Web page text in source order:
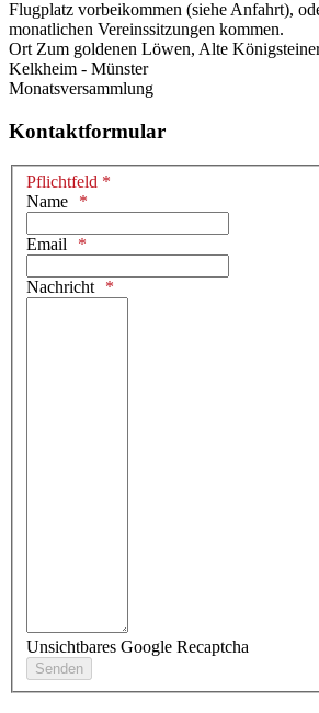
Flugplatz vorbeikommen (siehe Anfahrt),
monatlichen Vereinssitzungen kommen.
Ort Zum goldenen Löwen, Alte
Kelkheim - Münster
Monatsversammlung
Kontaktformular
Pflichtfeld *
Name
Email
Nachricht
Unsichtbares Google Recaptcha